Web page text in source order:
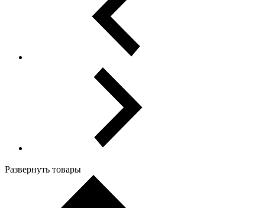
Развернуть товары